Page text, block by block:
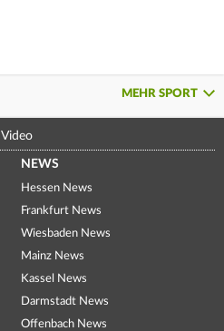
MEHR SPORT
Video
NEWS
Hessen News
Frankfurt News
Wiesbaden News
Mainz News
Kassel News
Darmstadt News
Offenbach News